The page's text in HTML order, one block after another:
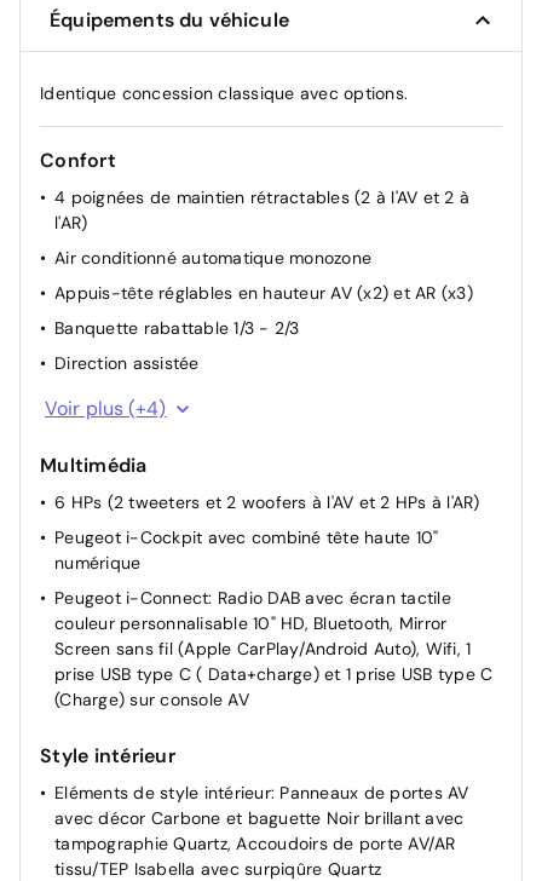
Équipements du véhicule
Identique concession classique avec options.
Confort
4 poignées de maintien rétractables (2 à l'AV et 2 à
l'AR)
Air conditionné automatique monozone
Appuis-tête réglables en hauteur AV (x2) et AR (x3)
Banquette rabattable 1/3 - 2/3
Direction assistée
Rétroviseurs extérieurs dégivrants avec réglage et
rabattement électriques
Siège conducteur avec réglage manuel en hauteur
Siège passager AV avec réglage manuel en hauteur
Télécommande 3 boutons + clé standard
Voir plus (+4)
Multimédia
6 HPs (2 tweeters et 2 woofers à l'AV et 2 HPs à l'AR)
Peugeot i-Cockpit avec combiné tête haute 10"
numérique
Peugeot i-Connect: Radio DAB avec écran tactile
couleur personnalisable 10" HD, Bluetooth, Mirror
Screen sans fil (Apple CarPlay/Android Auto), Wifi, 1
prise USB type C ( Data+charge) et 1 prise USB type C
(Charge) sur console AV
Style intérieur
Eléments de style intérieur: Panneaux de portes AV
avec décor Carbone et baguette Noir brillant avec
tampographie Quartz, Accoudoirs de porte AV/AR
tissu/TEP Isabella avec surpiqûre Quartz